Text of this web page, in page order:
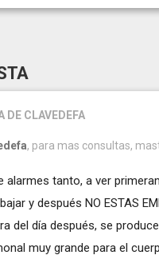
DE CLAVEDEFA
, para mas consultas,
alarmes tanto, a ver
y después NO ESTAS
del día después, se
muy grande para el